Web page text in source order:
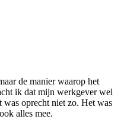
de manier waarop het
ik dat mijn werkgever wel
oprecht niet zo. Het was
alles mee.